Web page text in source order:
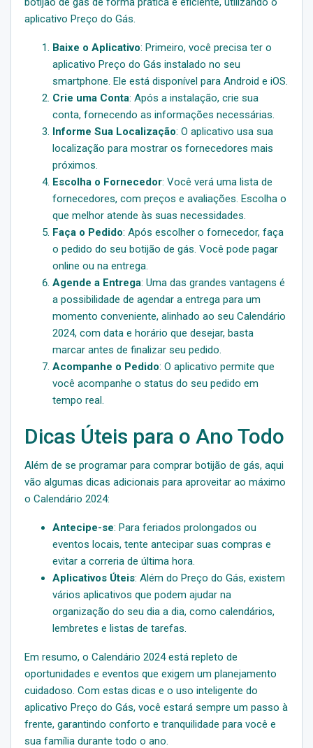
aplicativo Preço do Gás.
Baixe o Aplicativo: Primeiro, você precisa ter o
aplicativo Preço do Gás instalado no seu
smartphone. Ele está disponível para Android e iOS.
Crie uma Conta: Após a instalação, crie sua
conta, fornecendo as informações necessárias.
Informe Sua Localização: O aplicativo usa sua
localização para mostrar os fornecedores mais
próximos.
Escolha o Fornecedor: Você verá uma lista de
fornecedores, com preços e avaliações. Escolha o
que melhor atende às suas necessidades.
Faça o Pedido: Após escolher o fornecedor, faça
o pedido do seu botijão de gás. Você pode pagar
online ou na entrega.
Agende a Entrega: Uma das grandes vantagens é
a possibilidade de agendar a entrega para um
momento conveniente, alinhado ao seu Calendário
2024, com data e horário que desejar, basta
marcar antes de finalizar seu pedido.
Acompanhe o Pedido: O aplicativo permite que
você acompanhe o status do seu pedido em
tempo real.
Dicas Úteis para o Ano Todo
Além de se programar para comprar botijão de gás, aqui
vão algumas dicas adicionais para aproveitar ao máximo
o Calendário 2024:
Antecipe-se: Para feriados prolongados ou
eventos locais, tente antecipar suas compras e
evitar a correria de última hora.
Aplicativos Úteis: Além do Preço do Gás, existem
vários aplicativos que podem ajudar na
organização do seu dia a dia, como calendários,
lembretes e listas de tarefas.
Em resumo, o Calendário 2024 está repleto de
oportunidades e eventos que exigem um planejamento
cuidadoso. Com estas dicas e o uso inteligente do
aplicativo Preço do Gás, você estará sempre um passo à
frente, garantindo conforto e tranquilidade para você e
sua família durante todo o ano.